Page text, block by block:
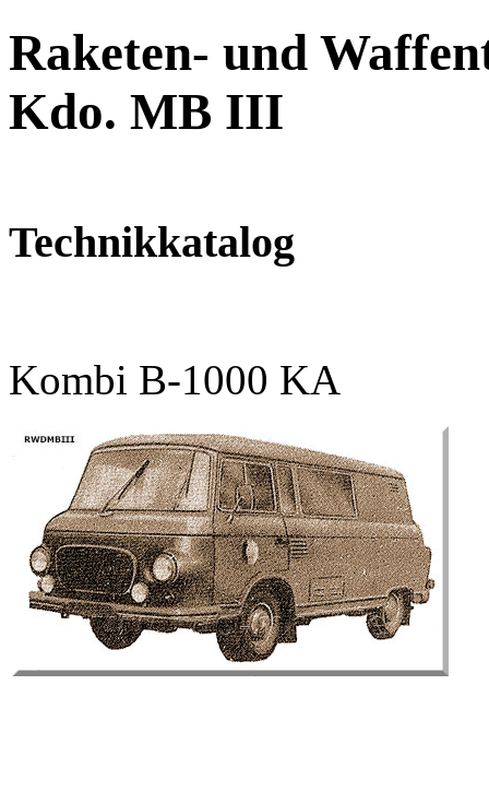
Raketen- und
Kdo. MB III
Technikkatalog
Kombi B-1000 KA